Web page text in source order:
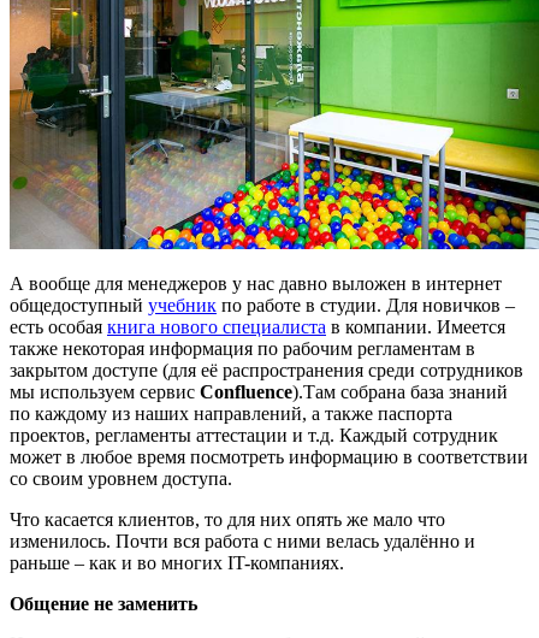
А вообще для менеджеров у нас давно выложен в интернет
общедоступный учебник по работе в студии. Для новичков –
есть особая книга нового специалиста в компании. Имеется
также некоторая информация по рабочим регламентам в
закрытом доступе (для её распространения среди сотрудников
мы используем сервис Confluence).Там собрана база знаний
по каждому из наших направлений, а также паспорта
проектов, регламенты аттестации и т.д. Каждый сотрудник
может в любое время посмотреть информацию в соответствии
со своим уровнем доступа.
Что касается клиентов, то для них опять же мало что
изменилось. Почти вся работа с ними велась удалённо и
раньше – как и во многих IT-компаниях.
Общение не заменить